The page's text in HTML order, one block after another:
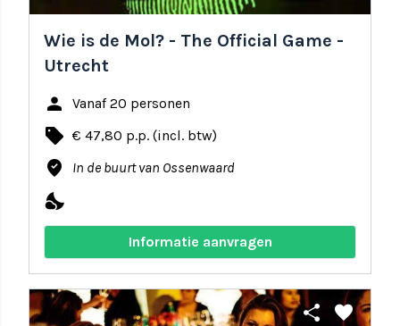
Wie is de Mol? - The Official Game -
Utrecht
person Vanaf 20 personen
local_offer € 47,80 p.p. (incl. btw)
where_to_vote In de buurt van Ossenwaard
nights_stay
Informatie aanvragen
share favorite